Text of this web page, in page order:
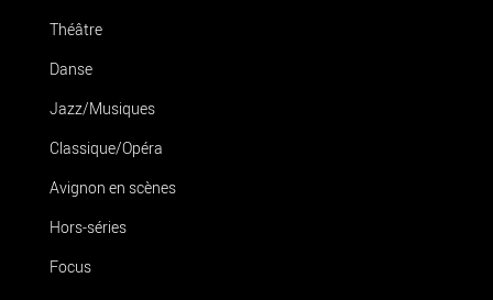
Théâtre
Danse
Jazz/Musiques
Classique/Opéra
Avignon en scènes
Hors-séries
Focus